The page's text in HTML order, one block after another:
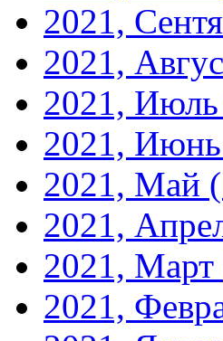
2021,
2021,
2021, Июль
2021, Июнь
2021, Май
2021,
2021, Март
2021,